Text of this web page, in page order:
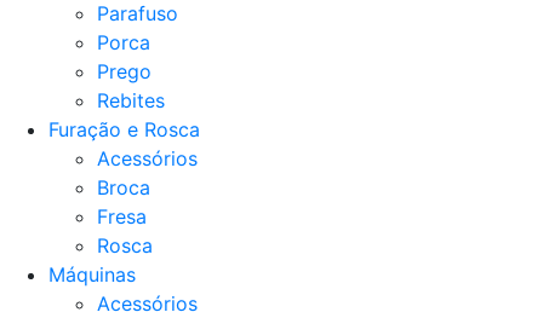
Parafuso
Porca
Prego
Rebites
Furação e Rosca
Acessórios
Broca
Fresa
Rosca
Máquinas
Acessórios